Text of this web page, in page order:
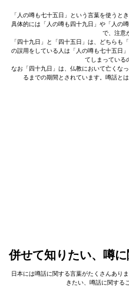
「人の噂も七十五日」という言葉を使うと
具体的には「人の噂も四十九日」や「人の
で、注意
「四十九日」と「四十五日」は、どちらも
の誤用をしている人は「人の噂も七十五日
てしまっている
なお「四十九日」は、仏教において亡くな
るまでの期間とされています。噂話と
併せて知りたい、噂
日本には噂話に関する言葉がたくさんあり
きたい、噂話に関する